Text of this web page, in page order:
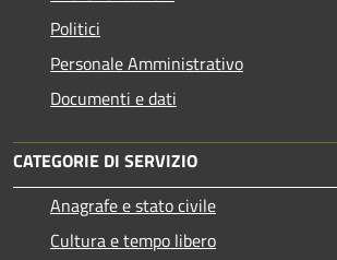
Politici
Personale Amministrativo
Documenti e dati
CATEGORIE DI SERVIZIO
Anagrafe e stato civile
Cultura e tempo libero